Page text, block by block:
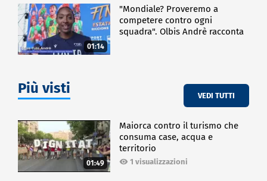
01:14
"Mondiale? Proveremo a
competere contro ogni
squadra". Olbis Andrè racconta
Più visti VEDI TUTTI
01:49
Maiorca contro il turismo che
consuma case, acqua e
territorio
1 visualizzazioni